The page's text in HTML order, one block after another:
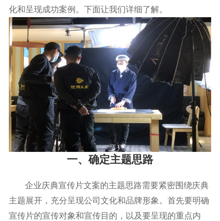
化和呈现成功案例。下面让我们详细了解。
一、确定主题思路
企业庆典宣传片文案的主题思路需要紧密围绕庆典
主题展开，充分呈现公司文化和品牌形象。首先要明确
宣传片的宣传对象和宣传目的，以及要呈现的重点内